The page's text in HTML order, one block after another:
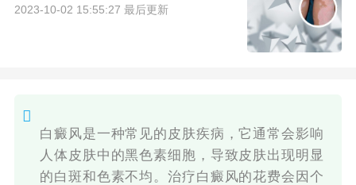
2023-10-02 15:55:27 最后更新
白癜风是一种常见的皮肤疾病，它通常会影响
人体皮肤中的黑色素细胞，导致皮肤出现明显
的白斑和色素不均。治疗白癜风的花费会因个